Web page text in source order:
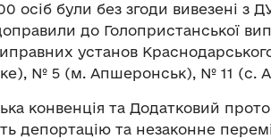
осіб були без згоди вивезені з
до Голопристанської
установ
№ 5 (м. Апшеронськ), № 11 (с.
конвенція та Додатковий
депортацію та незаконне